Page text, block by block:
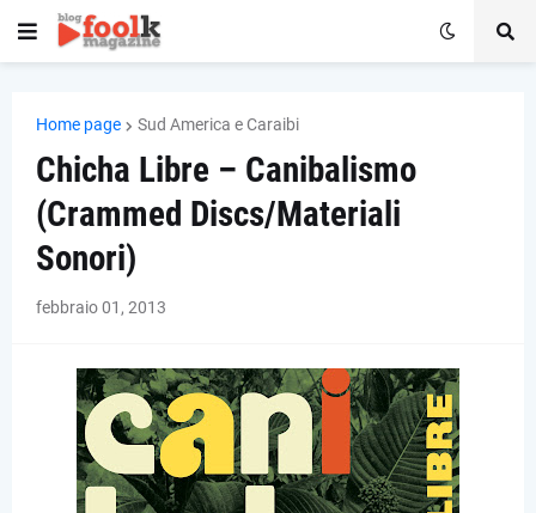
Home page Sud America e Caraibi
Chicha Libre – Canibalismo
(Crammed Discs/Materiali
Sonori)
febbraio 01, 2013